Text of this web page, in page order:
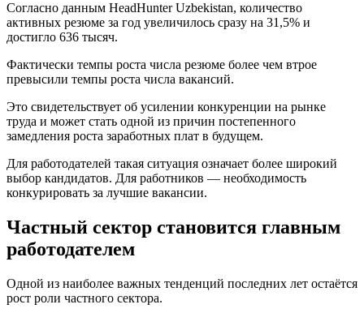
Согласно данным HeadHunter Uzbekistan, количество
активных резюме за год увеличилось сразу на 31,5% и
достигло 636 тысяч.
Фактически темпы роста числа резюме более чем втрое
превысили темпы роста числа вакансий.
Это свидетельствует об усилении конкуренции на рынке
труда и может стать одной из причин постепенного
замедления роста заработных плат в будущем.
Для работодателей такая ситуация означает более широкий
выбор кандидатов. Для работников — необходимость
конкурировать за лучшие вакансии.
Частный сектор становится главным
работодателем
Одной из наиболее важных тенденций последних лет остаётся
рост роли частного сектора.